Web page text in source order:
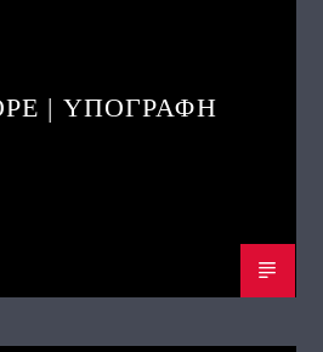
| ΥΠΟΓΡΑΦΗ